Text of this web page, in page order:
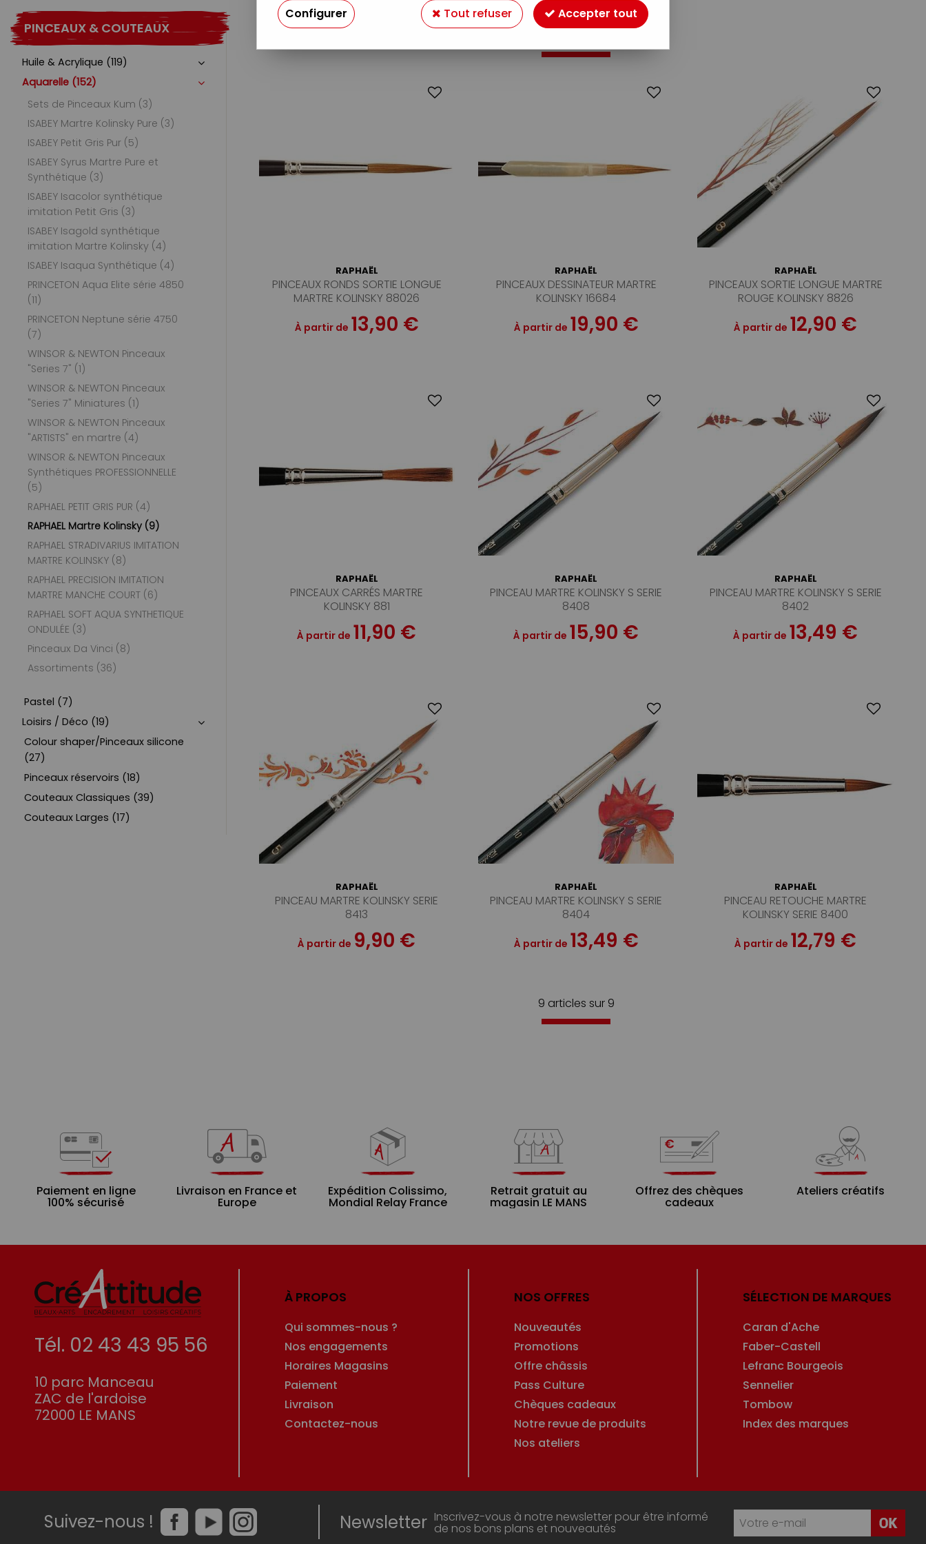
PINCEAUX & COUTEAUX
Huile & Acrylique (119)
Aquarelle (152)
Sets de Pinceaux Kum (3)
ISABEY Martre Kolinsky Pure (3)
ISABEY Petit Gris Pur (5)
ISABEY Syrus Martre Pure et
Synthétique (3)
ISABEY Isacolor synthétique
imitation Petit Gris (3)
ISABEY Isagold synthétique
imitation Martre Kolinsky (4)
ISABEY Isaqua Synthétique (4)
PRINCETON Aqua Elite série 4850
(11)
PRINCETON Neptune série 4750
(7)
WINSOR & NEWTON Pinceaux
"Series 7" (1)
WINSOR & NEWTON Pinceaux
"Series 7" Miniatures (1)
WINSOR & NEWTON Pinceaux
"ARTISTS" en martre (4)
WINSOR & NEWTON Pinceaux
Synthétiques PROFESSIONNELLE
(5)
RAPHAEL PETIT GRIS PUR (4)
RAPHAEL Martre Kolinsky (9)
RAPHAEL STRADIVARIUS IMITATION
MARTRE KOLINSKY (8)
RAPHAEL PRECISION IMITATION
MARTRE MANCHE COURT (6)
RAPHAEL SOFT AQUA SYNTHETIQUE
ONDULÉE (3)
Pinceaux Da Vinci (8)
Assortiments (36)
Pastel (7)
Loisirs / Déco (19)
Colour shaper/Pinceaux silicone
(27)
Pinceaux réservoirs (18)
Couteaux Classiques (39)
Couteaux Larges (17)
RAPHAËL
PINCEAUX RONDS SORTIE LONGUE
MARTRE KOLINSKY 88026
À partir de 13,90 €
RAPHAËL
PINCEAUX DESSINATEUR MARTRE
KOLINSKY 16684
À partir de 19,90 €
RAPHAËL
PINCEAUX SORTIE LONGUE MARTRE
ROUGE KOLINSKY 8826
À partir de 12,90 €
RAPHAËL
PINCEAUX CARRÉS MARTRE
KOLINSKY 881
À partir de 11,90 €
RAPHAËL
PINCEAU MARTRE KOLINSKY S SERIE
8408
À partir de 15,90 €
RAPHAËL
PINCEAU MARTRE KOLINSKY S SERIE
8402
À partir de 13,49 €
RAPHAËL
PINCEAU MARTRE KOLINSKY SERIE
8413
À partir de 9,90 €
RAPHAËL
PINCEAU MARTRE KOLINSKY S SERIE
8404
À partir de 13,49 €
RAPHAËL
PINCEAU RETOUCHE MARTRE
KOLINSKY SERIE 8400
À partir de 12,79 €
9 articles sur 9
Paiement en ligne
100% sécurisé
Livraison en France et
Europe
Expédition Colissimo,
Mondial Relay France
Retrait gratuit au
magasin LE MANS
Offrez des chèques
cadeaux
Ateliers créatifs
Tél. 02 43 43 95 56
10 parc Manceau
ZAC de l'ardoise
72000 LE MANS
À PROPOS
Qui sommes-nous ?
Nos engagements
Horaires Magasins
Paiement
Livraison
Contactez-nous
NOS OFFRES
Nouveautés
Promotions
Offre châssis
Pass Culture
Chèques cadeaux
Notre revue de produits
Nos ateliers
SÉLECTION DE MARQUES
Caran d'Ache
Faber-Castell
Lefranc Bourgeois
Sennelier
Tombow
Index des marques
Suivez-nous ! Newsletter Inscrivez-vous à notre newsletter pour être informé
de nos bons plans et nouveautés
Configurer Tout refuser Accepter tout